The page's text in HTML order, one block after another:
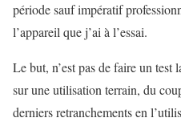
période sauf impératif
l’appareil que j’ai à l’essai.
Le but, n’est pas de faire un test
sur une utilisation terrain, du
derniers retranchements en